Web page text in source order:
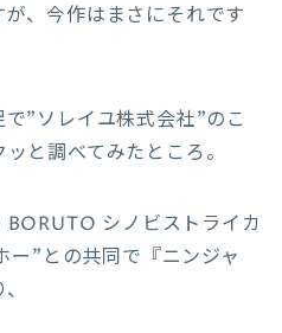
、今作はまさにそれです
”ソレイユ株式会社”のこ
と調べてみたところ。
シノビストライカ
”との共同で『ニンジャ